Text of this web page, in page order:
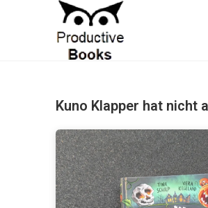
Kuno Klapper hat nicht